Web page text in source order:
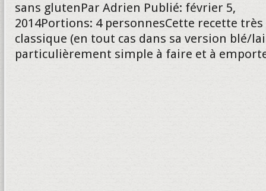
sans glutenPar Adrien Publié: février 5,
2014Portions: 4 personnesCette recette très
classique (en tout cas dans sa version blé/
particulièrement simple à faire et à